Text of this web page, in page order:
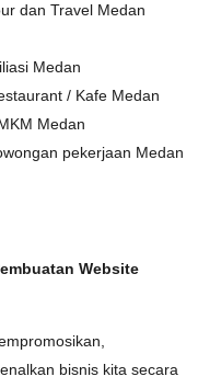
dan Travel Medan
Medan
/ Kafe Medan
Medan
pekerjaan Medan
Website
bisnis kita secara